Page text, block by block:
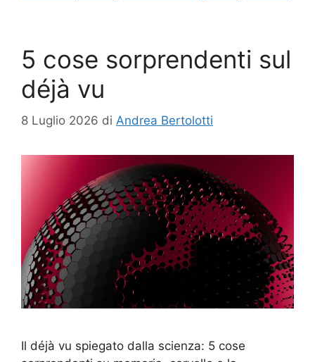
5 cose sorprendenti sul
déjà vu
8 Luglio 2026 di Andrea Bertolotti
Il déjà vu spiegato dalla scienza: 5 cose